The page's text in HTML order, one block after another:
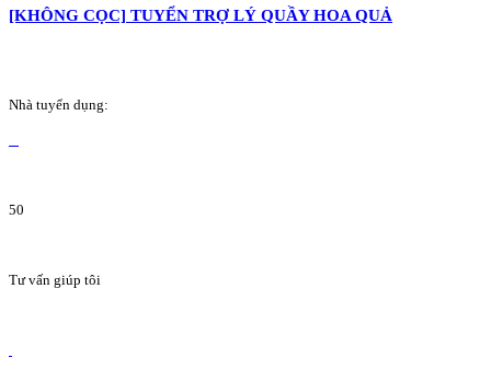
[KHÔNG CỌC] TUYỂN TRỢ LÝ QUẦY HOA QUẢ
Nhà tuyển dụng:
50
Tư vấn giúp tôi